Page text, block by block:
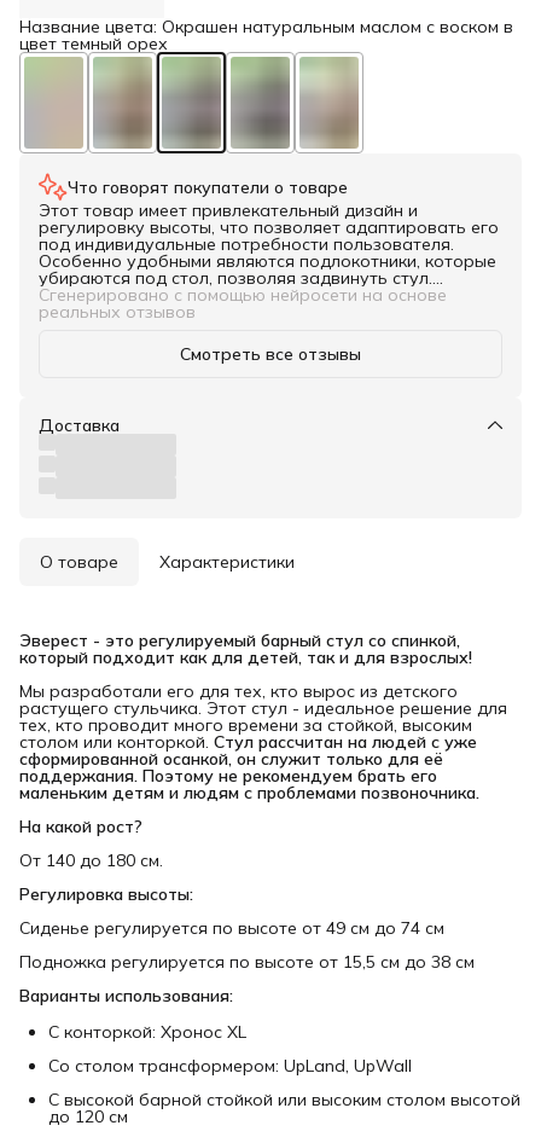
Название цвета: Окрашен натуральным маслом с воском в
цвет темный орех
Что говорят покупатели о товаре
Этот товар имеет привлекательный дизайн и
регулировку высоты, что позволяет адаптировать его
под индивидуальные потребности пользователя.
Особенно удобными являются подлокотники, которые
убираются под стол, позволяя задвинуть стул.
Поддержка покупателей также заслуживает
упоминания, так как она помогает решить возможные
проблемы. В целом, этот товар подойдет для тех, кто
ценит удобство и поддержку от производителя.
Сгенерировано с помощью нейросети на основе
реальных отзывов
Смотреть все отзывы
Доставка
О товаре Характеристики
Эверест - это регулируемый барный стул со спинкой,
который подходит как для детей, так и для взрослых!
Мы разработали его для тех, кто вырос из детского
растущего стульчика. Этот стул - идеальное решение для
тех, кто проводит много времени за стойкой, высоким
столом или конторкой. Стул рассчитан на людей с уже
сформированной осанкой, он служит только для её
поддержания. Поэтому не рекомендуем брать его
маленьким детям и людям с проблемами позвоночника.
На какой рост?
От 140 до 180 см.
Регулировка высоты:
Сиденье регулируется по высоте от 49 см до 74 см
Подножка регулируется по высоте от 15,5 см до 38 см
Варианты использования:
С конторкой: Хронос XL
Со столом трансформером: UpLand, UpWall
С высокой барной стойкой или высоким столом высотой
до 120 см